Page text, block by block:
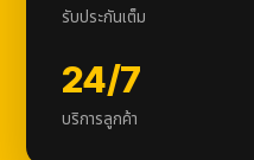
รับประกันเต็ม
24/7
บริการลูกค้า